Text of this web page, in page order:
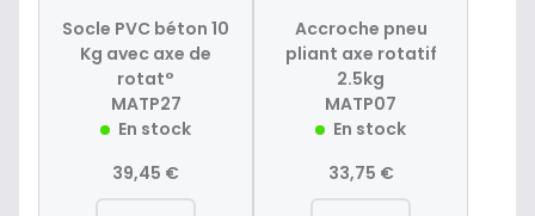
Socle PVC béton 10
Kg avec axe de
rotat°
MATP27
En stock
39,45 €
Accroche pneu
pliant axe rotatif
2.5kg
MATP07
En stock
33,75 €